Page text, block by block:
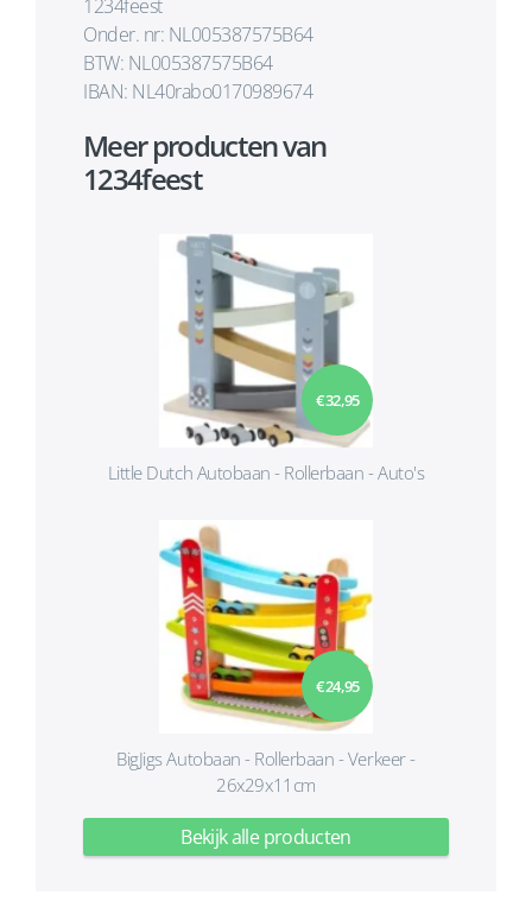
1234feest
Onder. nr: NL005387575B64
BTW: NL005387575B64
IBAN: NL40rabo0170989674
Meer producten van
1234feest
€ 32,95
Little Dutch Autobaan - Rollerbaan - Auto's
€ 24,95
BigJigs Autobaan - Rollerbaan - Verkeer -
26x29x11cm
Bekijk alle producten